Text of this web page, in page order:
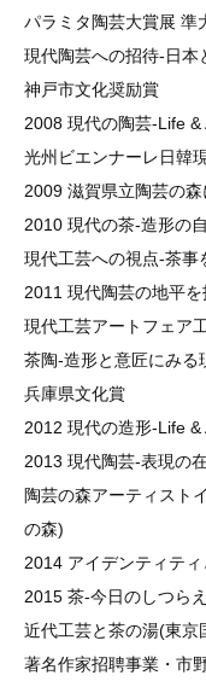
パラミタ陶芸大賞展 準
現代陶芸への招待-日本
神戸市文化奨励賞
2008 現代の陶芸-Life
光州ビエンナーレ日韓
2009 滋賀県立陶芸の
2010 現代の茶-造形の
現代工芸への視点-茶事
2011 現代陶芸の地平
現代工芸アートフェア
茶陶-造形と意匠にみる
兵庫県文化賞
2012 現代の造形-Life
2013 現代陶芸-表現の
陶芸の森アーティスト
の森)
2014 アイデンティテ
2015 茶-今日のしつら
近代工芸と茶の湯(東京
著名作家招聘事業・市